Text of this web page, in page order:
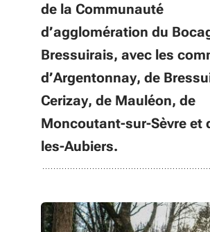
de la Communauté
d’agglomération du
Bressuirais, avec les
d’Argentonnay, de
Cerizay, de Mauléon, de
Moncoutant-sur-Sèvre et
les-Aubiers.